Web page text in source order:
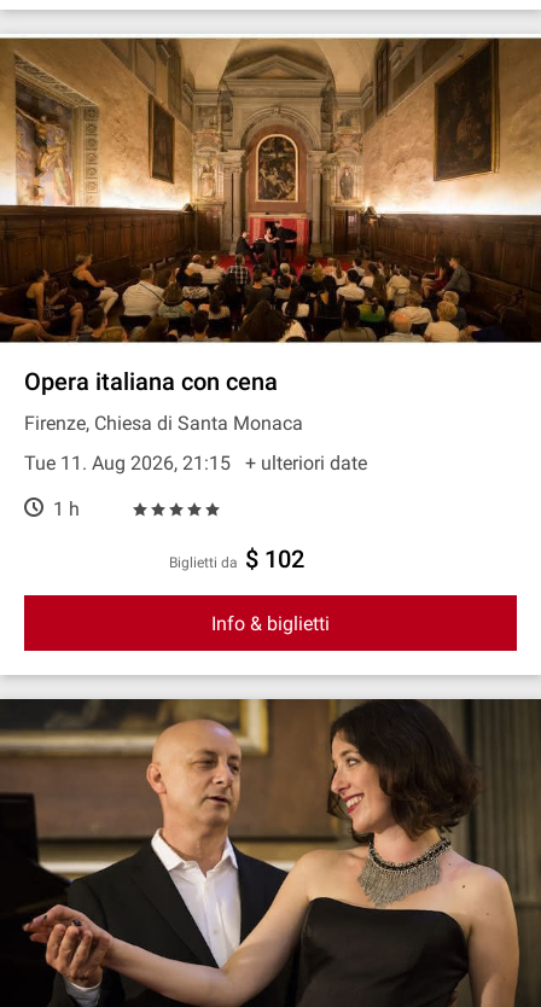
Opera italiana con cena
Firenze, Chiesa di Santa Monaca
Tue 11. Aug 2026, 21:15
+ ulteriori date
1 h
Biglietti da $ 102
Info & biglietti